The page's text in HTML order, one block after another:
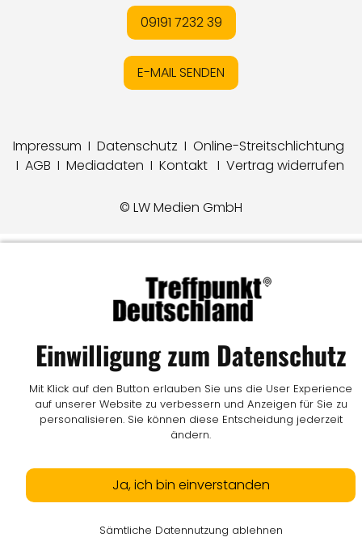
09191 7232 39
E-MAIL SENDEN
Impressum I Datenschutz I Online-Streitschlichtung
I AGB I Mediadaten I Kontakt I Vertrag widerrufen
© LW Medien GmbH
Einwilligung zum Datenschutz
Mit Klick auf den Button erlauben Sie uns die User Experience
auf unserer Website zu verbessern und Anzeigen für Sie zu
personalisieren. Sie können diese Entscheidung jederzeit
ändern.
Ja, ich bin einverstanden
Sämtliche Datennutzung ablehnen